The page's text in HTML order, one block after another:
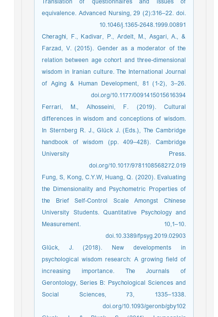
equivalence. Advanced Nursing, 29 (2):316–22. doi.
10.1046/j.1365-2648.1999.00891
Cheraghi, F., Kadivar, P., Ardelt, M., Asgari, A., &
Farzad, V. (2015). Gender as a moderator of the
relation between age cohort and three-dimensional
wisdom in Iranian culture. The International Journal
of Aging & Human Development, 81 (1-2), 3–26.
doi.org/10.1177/0091415015616394
Ferrari, M., Alhosseini, F. (2019). Cultural
differences in wisdom and conceptions of wisdom.
In Sternberg R. J., Glück J. (Eds.), The Cambridge
handbook of wisdom (pp. 409–428). Cambridge
University Press.
doi.org/10.1017/9781108568272.019
Fung, S, Kong, C.Y.W, Huang, Q. (2020). Evaluating
the Dimensionality and Psychometric Properties of
the Brief Self-Control Scale Amongst Chinese
University Students. Quantitative Psychology and
Measurement. 10,1–10.
doi.10.3389/fpsyg.2019.02903
Glück, J. (2018). New developments in
psychological wisdom research: A growing field of
increasing importance. The Journals of
Gerontology, Series B: Psychological Sciences and
Social Sciences, 73, 1335–1338.
doi.org/10.1093/geronb/gby102